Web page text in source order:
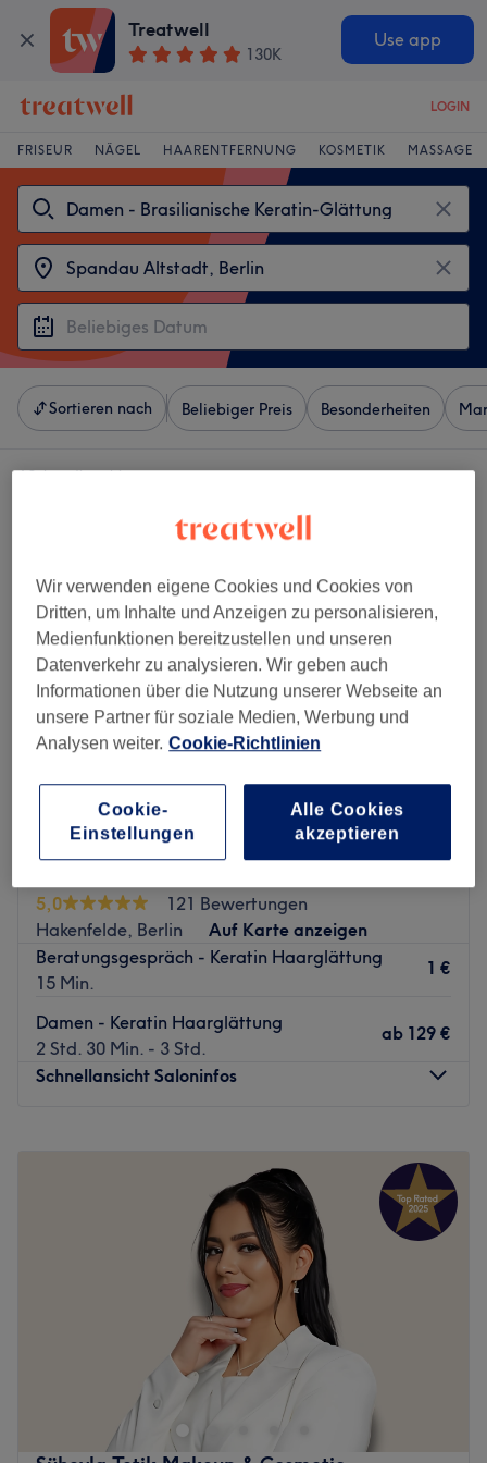
Treatwell
130K
Use app
LOGIN
FRISEUR NÄGEL HAARENTFERNUNG KOSMETIK MASSAGE
Sortieren nach Beliebiger Preis Besonderheiten
4 Salons die anbieten:
Beauty By Tavan Master of Keratin &
5,0
121 Bewertungen
Hakenfelde, Berlin
Auf Karte anzeigen
Beratungsgespräch - Keratin Haarglättung
15 Min.
1 €
Damen - Keratin Haarglättung
2 Std. 30 Min. - 3 Std.
ab 129 €
Schnellansicht Saloninfos
15:30
15:30
–15:30
18:00
09:00
Geschlossen
Bei Beauty By Tavan in Berlin-Spandau erwarten dich
fabelhafte Kosmetikbehandlungen. Von Keratin-
Haarglättung über Laser-Haarentfernung bis hin zu
erfrischenden Gesichtsbehandlungen ist hier bestimmt
auch das richtige Angebot für dich dabei. Privatsphäre,
Wir verwenden eigene Cookies und Cookies von
Dritten, um Inhalte und Anzeigen zu personalisieren,
Medienfunktionen bereitzustellen und unseren
Datenverkehr zu analysieren. Wir geben auch
Informationen über die Nutzung unserer Webseite an
unsere Partner für soziale Medien, Werbung und
Analysen weiter. Cookie-Richtlinien
Cookie-
Einstellungen
Alle Cookies
akzeptieren